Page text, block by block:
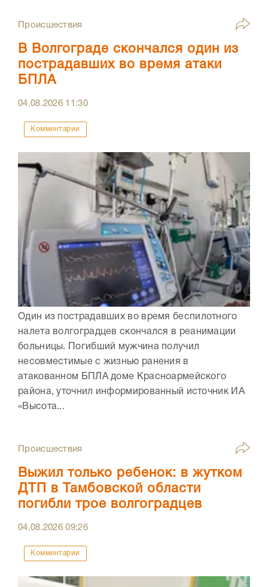
Происшествия
В Волгограде скончался один из
пострадавших во время атаки
БПЛА
04.08.2026 11:30
Комментарии
Один из пострадавших во время беспилотного
налета волгоградцев скончался в реанимации
больницы. Погибший мужчина получил
несовместимые с жизнью ранения в
атакованном БПЛА доме Красноармейского
района, уточнил информированный источник ИА
«Высота...
Происшествия
Выжил только ребенок: в жутком
ДТП в Тамбовской области
погибли трое волгоградцев
04.08.202609:26
Комментарии